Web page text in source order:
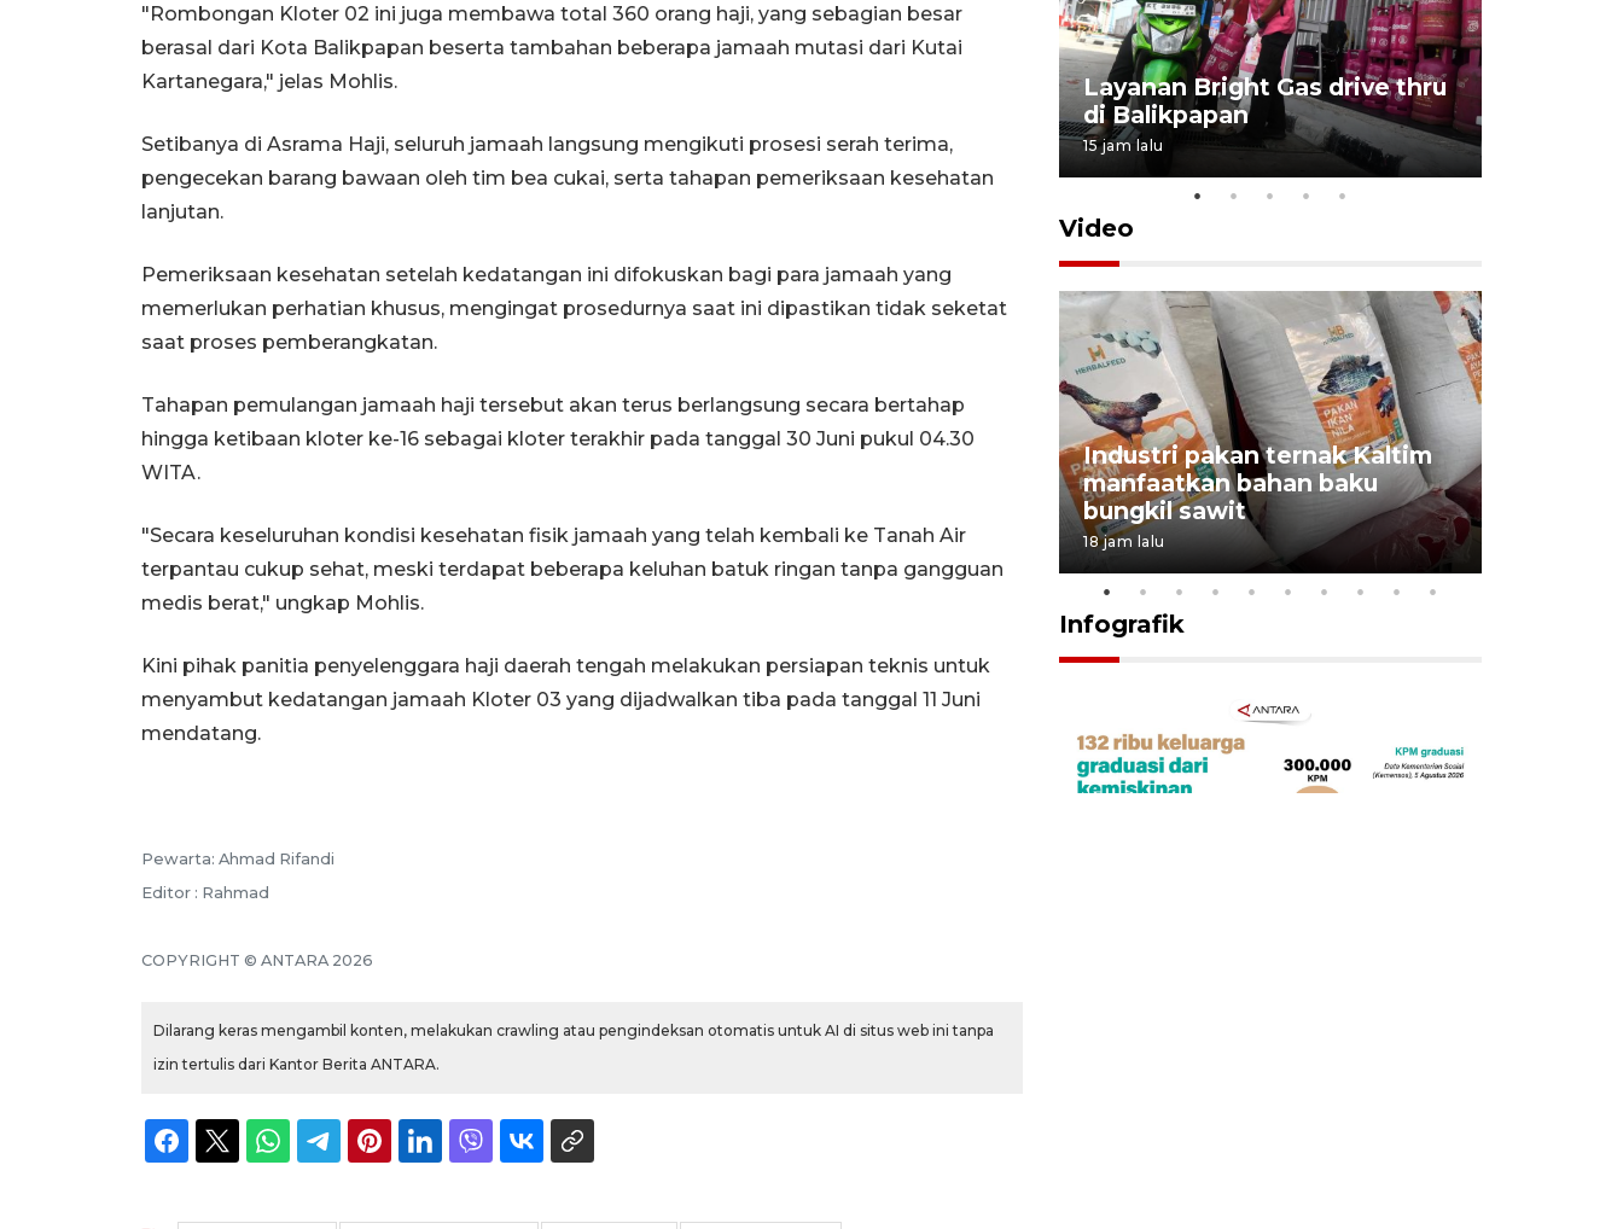
"Rombongan Kloter 02 ini juga membawa total 360 orang haji, yang sebagian besar
berasal dari Kota Balikpapan beserta tambahan beberapa jamaah mutasi dari Kutai
Kartanegara," jelas Mohlis.
Setibanya di Asrama Haji, seluruh jamaah langsung mengikuti prosesi serah terima,
pengecekan barang bawaan oleh tim bea cukai, serta tahapan pemeriksaan kesehatan
lanjutan.
Pemeriksaan kesehatan setelah kedatangan ini difokuskan bagi para jamaah yang
memerlukan perhatian khusus, mengingat prosedurnya saat ini dipastikan tidak seketat
saat proses pemberangkatan.
Tahapan pemulangan jamaah haji tersebut akan terus berlangsung secara bertahap
hingga ketibaan kloter ke-16 sebagai kloter terakhir pada tanggal 30 Juni pukul 04.30
WITA.
"Secara keseluruhan kondisi kesehatan fisik jamaah yang telah kembali ke Tanah Air
terpantau cukup sehat, meski terdapat beberapa keluhan batuk ringan tanpa gangguan
medis berat," ungkap Mohlis.
Kini pihak panitia penyelenggara haji daerah tengah melakukan persiapan teknis untuk
menyambut kedatangan jamaah Kloter 03 yang dijadwalkan tiba pada tanggal 11 Juni
mendatang.
Pewarta: Ahmad Rifandi
Editor : Rahmad
COPYRIGHT © ANTARA 2026
Dilarang keras mengambil konten, melakukan crawling atau pengindeksan otomatis untuk AI di situs web ini tanpa
izin tertulis dari Kantor Berita ANTARA.
2 Agustus 2026 20:32
Layanan Bright Gas drive thru
di Balikpapan
15 jam lalu
Video
20 Juli 2026 19:03
Industri pakan ternak Kaltim
manfaatkan bahan baku
bungkil sawit
18 jam lalu
Infografik